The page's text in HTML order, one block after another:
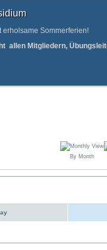
erholsame Sommerferien!
allen Mitgliedern,
By Month